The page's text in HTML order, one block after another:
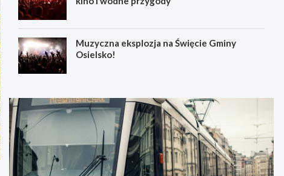
Muzyczna eksplozja na Święcie Gminy
Osielsko!